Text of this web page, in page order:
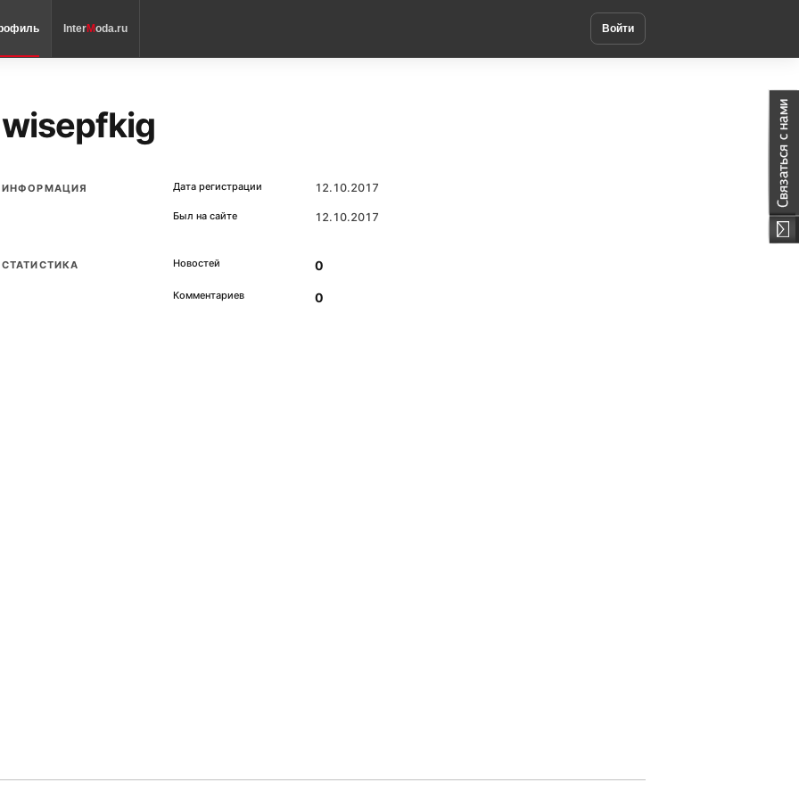
InterModa.ru Войти
wisepfkig
ИНФОРМАЦИЯ Дата регистрации 12.10.2017
Был на сайте 12.10.2017
СТАТИСТИКА Новостей 0
Комментариев 0